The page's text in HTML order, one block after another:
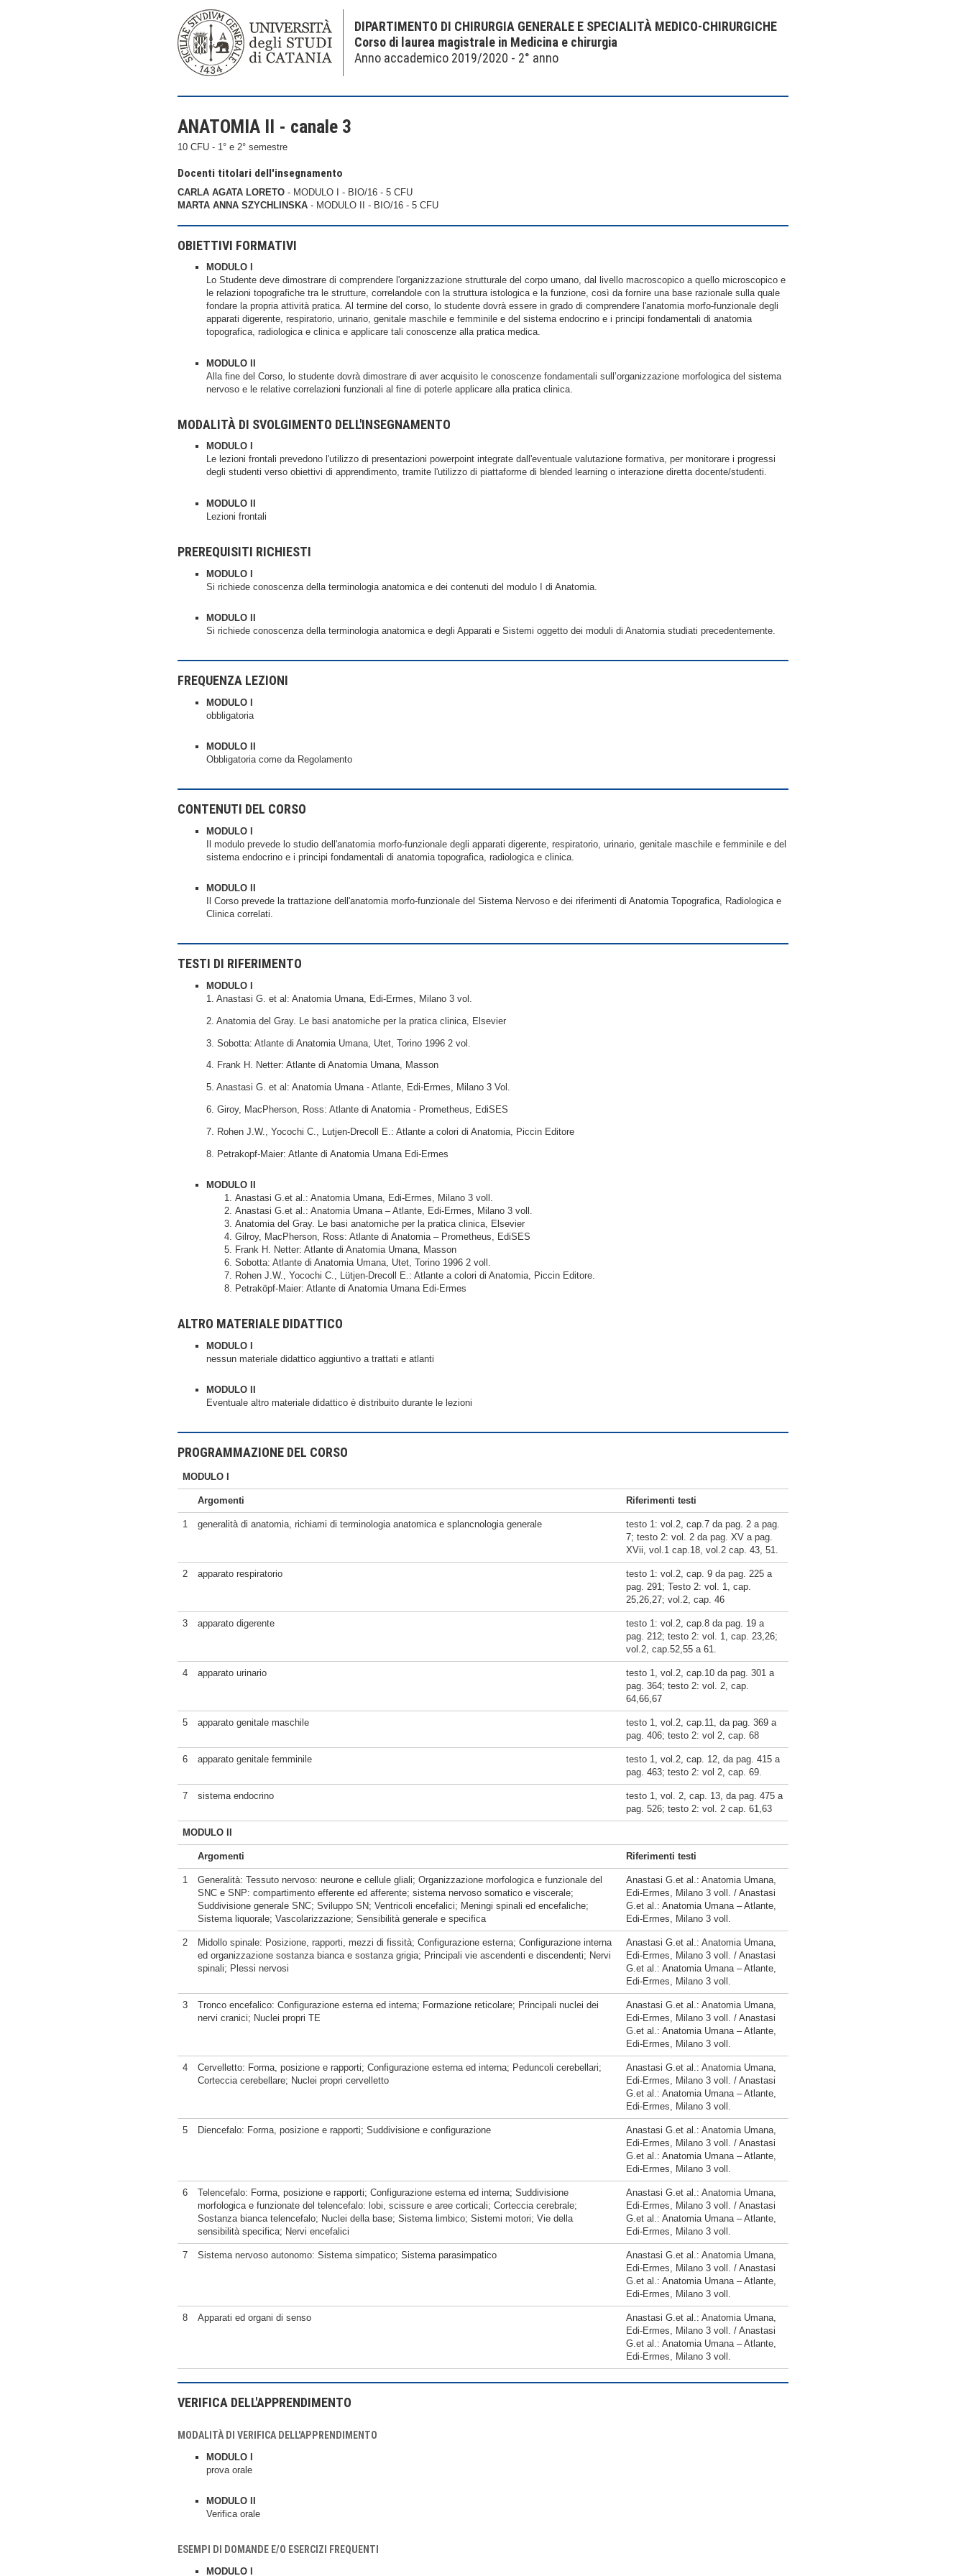
DIPARTIMENTO DI CHIRURGIA GENERALE E SPECIALITÀ MEDICO-CHIRURGICHE
Corso di laurea magistrale in Medicina e chirurgia
Anno accademico 2019/2020 - 2° anno
ANATOMIA II - canale 3
10 CFU - 1° e 2° semestre
Docenti titolari dell'insegnamento
CARLA AGATA LORETO - MODULO I - BIO/16 - 5 CFU
MARTA ANNA SZYCHLINSKA - MODULO II - BIO/16 - 5 CFU
OBIETTIVI FORMATIVI
MODULO I
Lo Studente deve dimostrare di comprendere l'organizzazione strutturale del corpo umano, dal livello macroscopico a quello microscopico e
le relazioni topografiche tra le strutture, correlandole con la struttura istologica e la funzione, così da fornire una base razionale sulla quale
fondare la propria attività pratica. Al termine del corso, lo studente dovrà essere in grado di comprendere l'anatomia morfo-funzionale degli
apparati digerente, respiratorio, urinario, genitale maschile e femminile e del sistema endocrino e i principi fondamentali di anatomia
topografica, radiologica e clinica e applicare tali conoscenze alla pratica medica.
MODULO II
Alla fine del Corso, lo studente dovrà dimostrare di aver acquisito le conoscenze fondamentali sull’organizzazione morfologica del sistema
nervoso e le relative correlazioni funzionali al fine di poterle applicare alla pratica clinica.
MODALITÀ DI SVOLGIMENTO DELL'INSEGNAMENTO
MODULO I
Le lezioni frontali prevedono l'utilizzo di presentazioni powerpoint integrate dall'eventuale valutazione formativa, per monitorare i progressi
degli studenti verso obiettivi di apprendimento, tramite l'utilizzo di piattaforme di blended learning o interazione diretta docente/studenti.
MODULO II
Lezioni frontali
PREREQUISITI RICHIESTI
MODULO I
Si richiede conoscenza della terminologia anatomica e dei contenuti del modulo I di Anatomia.
MODULO II
Si richiede conoscenza della terminologia anatomica e degli Apparati e Sistemi oggetto dei moduli di Anatomia studiati precedentemente.
FREQUENZA LEZIONI
MODULO I
obbligatoria
MODULO II
Obbligatoria come da Regolamento
CONTENUTI DEL CORSO
MODULO I
Il modulo prevede lo studio dell'anatomia morfo-funzionale degli apparati digerente, respiratorio, urinario, genitale maschile e femminile e del
sistema endocrino e i principi fondamentali di anatomia topografica, radiologica e clinica.
MODULO II
Il Corso prevede la trattazione dell'anatomia morfo-funzionale del Sistema Nervoso e dei riferimenti di Anatomia Topografica, Radiologica e
Clinica correlati.
TESTI DI RIFERIMENTO
MODULO I
1. Anastasi G. et al: Anatomia Umana, Edi-Ermes, Milano 3 vol.
2. Anatomia del Gray. Le basi anatomiche per la pratica clinica, Elsevier
3. Sobotta: Atlante di Anatomia Umana, Utet, Torino 1996 2 vol.
4. Frank H. Netter: Atlante di Anatomia Umana, Masson
5. Anastasi G. et al: Anatomia Umana - Atlante, Edi-Ermes, Milano 3 Vol.
6. Giroy, MacPherson, Ross: Atlante di Anatomia - Prometheus, EdiSES
7. Rohen J.W., Yocochi C., Lutjen-Drecoll E.: Atlante a colori di Anatomia, Piccin Editore
8. Petrakopf-Maier: Atlante di Anatomia Umana Edi-Ermes
MODULO II
Anastasi G.et al.: Anatomia Umana, Edi-Ermes, Milano 3 voll.
Anastasi G.et al.: Anatomia Umana – Atlante, Edi-Ermes, Milano 3 voll.
Anatomia del Gray. Le basi anatomiche per la pratica clinica, Elsevier
Gilroy, MacPherson, Ross: Atlante di Anatomia – Prometheus, EdiSES
Frank H. Netter: Atlante di Anatomia Umana, Masson
Sobotta: Atlante di Anatomia Umana, Utet, Torino 1996 2 voll.
Rohen J.W., Yocochi C., Lütjen-Drecoll E.: Atlante a colori di Anatomia, Piccin Editore.
Petraköpf-Maier: Atlante di Anatomia Umana Edi-Ermes
ALTRO MATERIALE DIDATTICO
MODULO I
nessun materiale didattico aggiuntivo a trattati e atlanti
MODULO II
Eventuale altro materiale didattico è distribuito durante le lezioni
PROGRAMMAZIONE DEL CORSO
MODULO I
Argomenti Riferimenti testi
1 generalità di anatomia, richiami di terminologia anatomica e splancnologia generale
testo 1: vol.2, cap.7 da pag. 2 a pag.
7; testo 2: vol. 2 da pag. XV a pag.
XVii, vol.1 cap.18, vol.2 cap. 43, 51.
2 apparato respiratorio
testo 1: vol.2, cap. 9 da pag. 225 a
pag. 291; Testo 2: vol. 1, cap.
25,26,27; vol.2, cap. 46
3 apparato digerente
testo 1: vol.2, cap.8 da pag. 19 a
pag. 212; testo 2: vol. 1, cap. 23,26;
vol.2, cap.52,55 a 61.
4 apparato urinario
testo 1, vol.2, cap.10 da pag. 301 a
pag. 364; testo 2: vol. 2, cap.
64,66,67
5 apparato genitale maschile
testo 1, vol.2, cap.11, da pag. 369 a
pag. 406; testo 2: vol 2, cap. 68
6 apparato genitale femminile
testo 1, vol.2, cap. 12, da pag. 415 a
pag. 463; testo 2: vol 2, cap. 69.
7 sistema endocrino
testo 1, vol. 2, cap. 13, da pag. 475 a
pag. 526; testo 2: vol. 2 cap. 61,63
MODULO II
Argomenti Riferimenti testi
1
Generalità: Tessuto nervoso: neurone e cellule gliali; Organizzazione morfologica e funzionale del
SNC e SNP: compartimento efferente ed afferente; sistema nervoso somatico e viscerale;
Suddivisione generale SNC; Sviluppo SN; Ventricoli encefalici; Meningi spinali ed encefaliche;
Sistema liquorale; Vascolarizzazione; Sensibilità generale e specifica
Anastasi G.et al.: Anatomia Umana,
Edi-Ermes, Milano 3 voll. / Anastasi
G.et al.: Anatomia Umana – Atlante,
Edi-Ermes, Milano 3 voll.
2
Midollo spinale: Posizione, rapporti, mezzi di fissità; Configurazione esterna; Configurazione interna
ed organizzazione sostanza bianca e sostanza grigia; Principali vie ascendenti e discendenti; Nervi
spinali; Plessi nervosi
Anastasi G.et al.: Anatomia Umana,
Edi-Ermes, Milano 3 voll. / Anastasi
G.et al.: Anatomia Umana – Atlante,
Edi-Ermes, Milano 3 voll.
3
Tronco encefalico: Configurazione esterna ed interna; Formazione reticolare; Principali nuclei dei
nervi cranici; Nuclei propri TE
Anastasi G.et al.: Anatomia Umana,
Edi-Ermes, Milano 3 voll. / Anastasi
G.et al.: Anatomia Umana – Atlante,
Edi-Ermes, Milano 3 voll.
4
Cervelletto: Forma, posizione e rapporti; Configurazione esterna ed interna; Peduncoli cerebellari;
Corteccia cerebellare; Nuclei propri cervelletto
Anastasi G.et al.: Anatomia Umana,
Edi-Ermes, Milano 3 voll. / Anastasi
G.et al.: Anatomia Umana – Atlante,
Edi-Ermes, Milano 3 voll.
5 Diencefalo: Forma, posizione e rapporti; Suddivisione e configurazione
Anastasi G.et al.: Anatomia Umana,
Edi-Ermes, Milano 3 voll. / Anastasi
G.et al.: Anatomia Umana – Atlante,
Edi-Ermes, Milano 3 voll.
6
Telencefalo: Forma, posizione e rapporti; Configurazione esterna ed interna; Suddivisione
morfologica e funzionate del telencefalo: lobi, scissure e aree corticali; Corteccia cerebrale;
Sostanza bianca telencefalo; Nuclei della base; Sistema limbico; Sistemi motori; Vie della
sensibilità specifica; Nervi encefalici
Anastasi G.et al.: Anatomia Umana,
Edi-Ermes, Milano 3 voll. / Anastasi
G.et al.: Anatomia Umana – Atlante,
Edi-Ermes, Milano 3 voll.
7 Sistema nervoso autonomo: Sistema simpatico; Sistema parasimpatico
Anastasi G.et al.: Anatomia Umana,
Edi-Ermes, Milano 3 voll. / Anastasi
G.et al.: Anatomia Umana – Atlante,
Edi-Ermes, Milano 3 voll.
8 Apparati ed organi di senso
Anastasi G.et al.: Anatomia Umana,
Edi-Ermes, Milano 3 voll. / Anastasi
G.et al.: Anatomia Umana – Atlante,
Edi-Ermes, Milano 3 voll.
VERIFICA DELL'APPRENDIMENTO
MODALITÀ DI VERIFICA DELL'APPRENDIMENTO
MODULO I
prova orale
MODULO II
Verifica orale
ESEMPI DI DOMANDE E/O ESERCIZI FREQUENTI
MODULO I